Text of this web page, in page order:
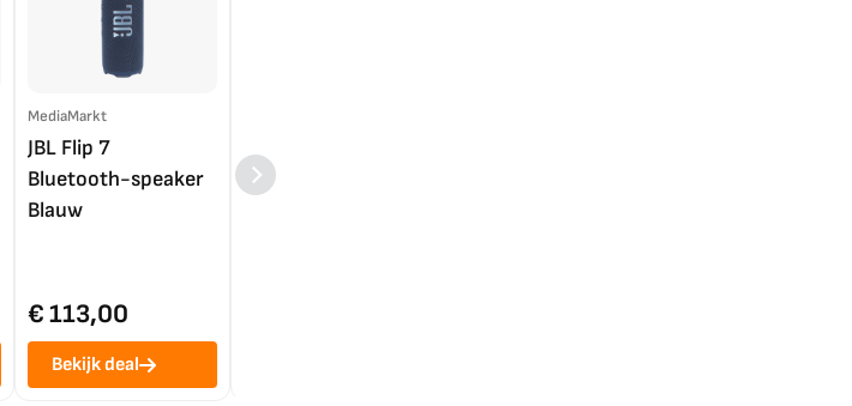
MediaMarkt
JBL Flip 7
Bluetooth-speaker
Blauw
€ 113,00
Bekijk deal
4K TV (2025)